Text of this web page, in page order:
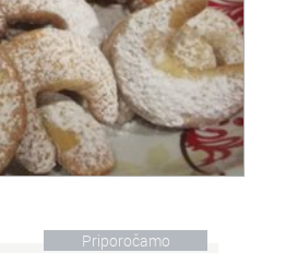
Priporočamo